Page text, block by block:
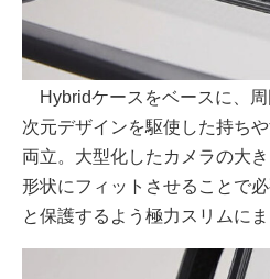
Hybridケースをベースに、
次元デザインを駆使した持ち
両立。大型化したカメラの大
形状にフィットさせることで
と保護するよう極力スリムにま